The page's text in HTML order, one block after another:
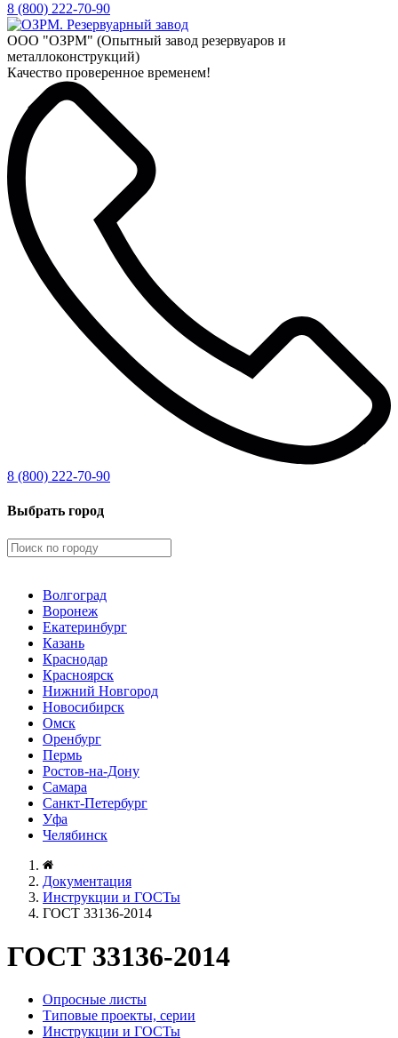
8 (800) 222-70-90
ООО "ОЗРМ" (Опытный завод резервуаров и
металлоконструкций)
Качество проверенное временем!
8 (800) 222-70-90
Выбрать город
Волгоград
Воронеж
Екатеринбург
Казань
Краснодар
Красноярск
Нижний Новгород
Новосибирск
Омск
Оренбург
Пермь
Ростов-на-Дону
Самара
Санкт-Петербург
Уфа
Челябинск
Документация
Инструкции и ГОСТы
ГОСТ 33136-2014
ГОСТ 33136-2014
Опросные листы
Типовые проекты, серии
Инструкции и ГОСТы